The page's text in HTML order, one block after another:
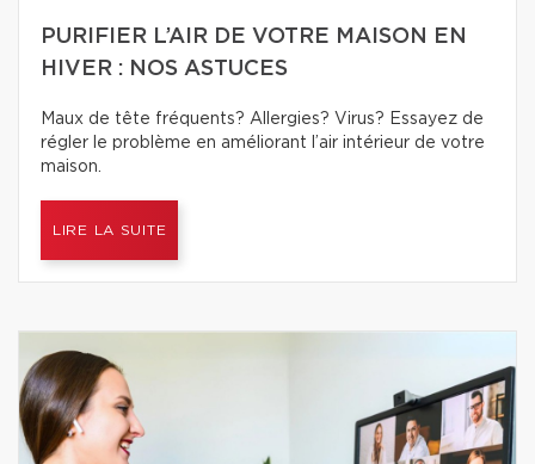
PURIFIER L’AIR DE VOTRE MAISON EN
HIVER : NOS ASTUCES
Maux de tête fréquents? Allergies? Virus? Essayez de
régler le problème en améliorant l’air intérieur de votre
maison.
LIRE LA SUITE